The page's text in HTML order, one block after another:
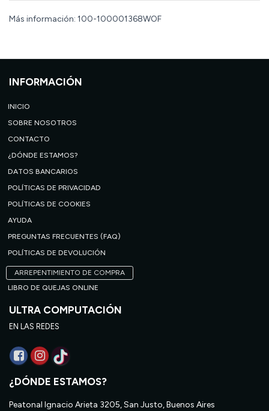
Más información: 100-100001368WOF
INFORMACIÓN
INICIO
SOBRE NOSOTROS
CONTACTO
¿DÓNDE ESTAMOS?
DATOS BANCARIOS
POLÍTICAS DE PRIVACIDAD
POLÍTICAS DE COOKIES
AYUDA
PREGUNTAS FRECUENTES (FAQ)
POLÍTICAS DE DEVOLUCIÓN
ARREPENTIMIENTO DE COMPRA
LIBRO DE QUEJAS ONLINE
ULTRA COMPUTACIÓN
EN LAS REDES
¿DÓNDE ESTAMOS?
Peatonal Ignacio Arieta 3205, San Justo, Buenos Aires